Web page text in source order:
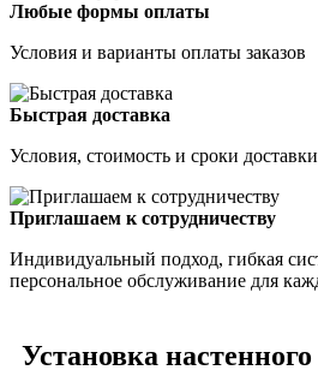
Любые формы оплаты
Условия и варианты оплаты заказов
Быстрая доставка
Условия, стоимость и сроки
Приглашаем к сотрудничеству
Индивидуальный подход, гибкая
персональное обслуживание для
Установка